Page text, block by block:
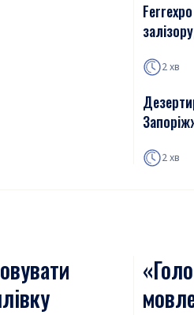
2 хв
2 хв